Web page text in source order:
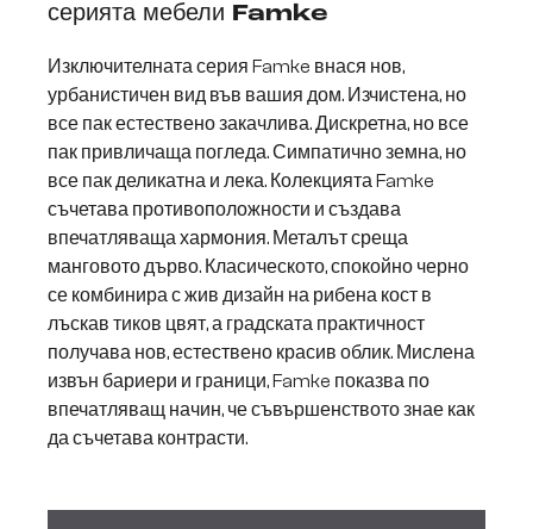
серията мебели Famke
Изключителната серия Famke внася нов,
урбанистичен вид във вашия дом. Изчистена, но
все пак естествено закачлива. Дискретна, но все
пак привличаща погледа. Симпатично земна, но
все пак деликатна и лека. Колекцията Famke
съчетава противоположности и създава
впечатляваща хармония. Металът среща
манговото дърво. Класическото, спокойно черно
се комбинира с жив дизайн на рибена кост в
лъскав тиков цвят, а градската практичност
получава нов, естествено красив облик. Мислена
извън бариери и граници, Famke показва по
впечатляващ начин, че съвършенството знае как
да съчетава контрасти.